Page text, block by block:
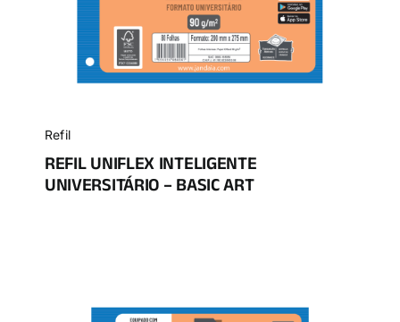
Refil
REFIL UNIFLEX INTELIGENTE
UNIVERSITÁRIO – BASIC ART